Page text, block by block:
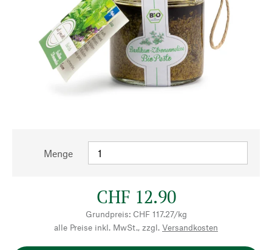
Menge
CHF 12.90
Grundpreis: CHF 117.27/kg
alle Preise inkl. MwSt., zzgl. Versandkosten